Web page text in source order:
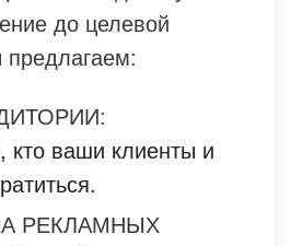
до целевой
кто ваши клиенты и
РЕКЛАМНЫХ